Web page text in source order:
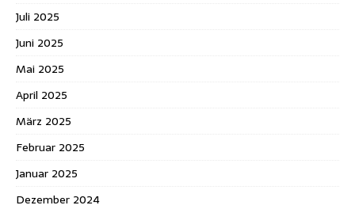
Juli 2025
Juni 2025
Mai 2025
April 2025
März 2025
Februar 2025
Januar 2025
Dezember 2024